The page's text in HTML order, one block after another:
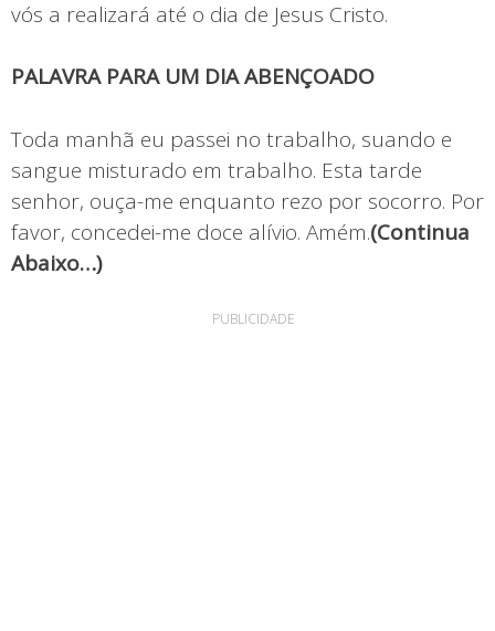
vós a realizará até o dia de Jesus Cristo.
PALAVRA PARA UM DIA ABENÇOADO
Toda manhã eu passei no trabalho, suando e
sangue misturado em trabalho. Esta tarde
senhor, ouça-me enquanto rezo por socorro. Por
favor, concedei-me doce alívio. Amém.(Continua
Abaixo…)
PUBLICIDADE